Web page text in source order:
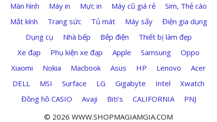
Màn hình
Máy in Mực in Máy cũ giá rẻ
Sim, Thẻ cào
Mắt kính
Trang sức Tủ mát Máy sấy
Điện gia dụng
Dụng cụ
Nhà bếp Bếp điện
Thiết bị làm đẹp
Xe đạp
Phụ kiện xe đạp Apple Samsung
Oppo
Xiaomi
Nokia Macbook Asus HP Lenovo
Acer
DELL
MSI Surface LG Gigabyte Intel
Xwatch
Đồng hồ CASIO
Avaji Biti’s CALIFORNIA
PNJ
© 2026 WWW.SHOPMAGIAMGIA.COM